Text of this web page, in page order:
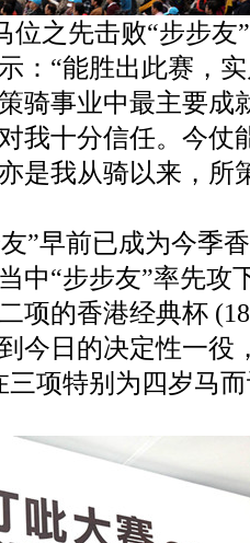
位之先击败“步步友
： “能胜出此赛，
骑事业中最主要成
我十分信任。今仗
是我从骑以来，所
”早前已成为今季
中“步步友”率先攻
项的香港经典杯
今日的决定性一役
三项特别为四岁马